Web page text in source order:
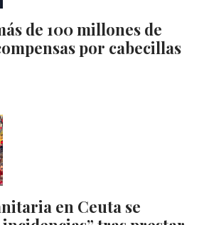
de 100 millones de
por cabecillas
en Ceuta se